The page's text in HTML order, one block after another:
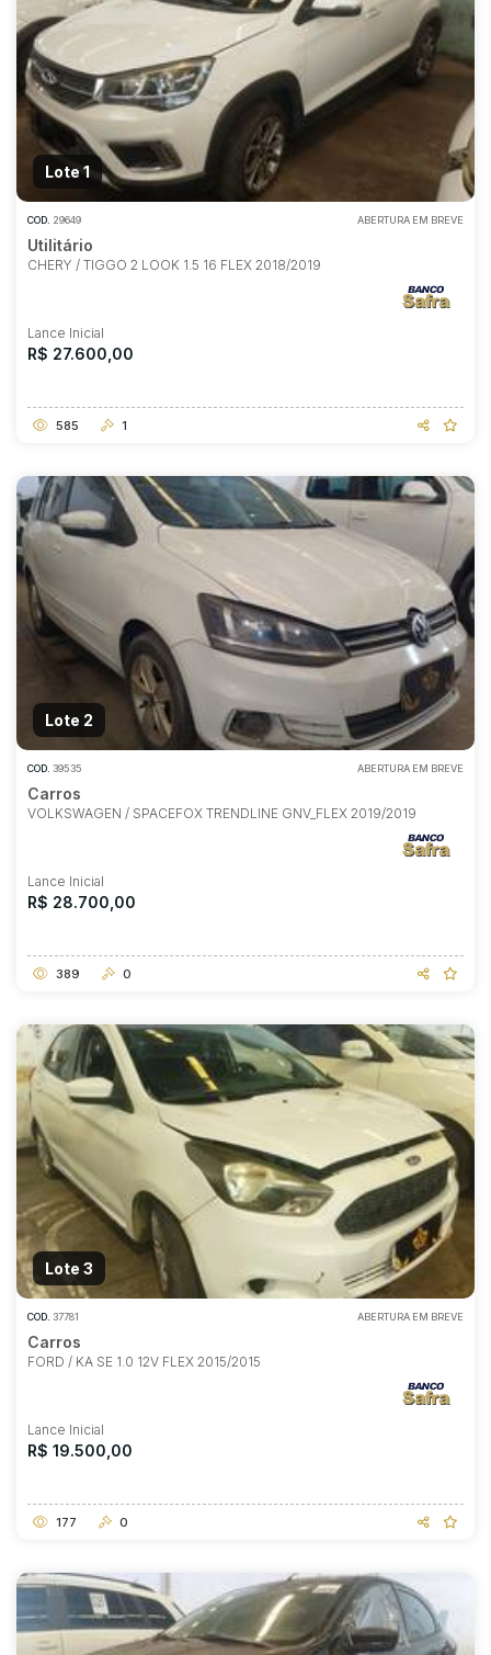
Lote 1
COD. 29649 ABERTURA EM BREVE
Utilitário
CHERY / TIGGO 2 LOOK 1.5 16 FLEX 2018/2019
Lance Inicial
R$ 27.600,00
585 1
Lote 2
COD. 39535 ABERTURA EM BREVE
Carros
VOLKSWAGEN / SPACEFOX TRENDLINE GNV_FLEX 2019/2019
Lance Inicial
R$ 28.700,00
389 0
Lote 3
COD. 37781 ABERTURA EM BREVE
Carros
FORD / KA SE 1.0 12V FLEX 2015/2015
Lance Inicial
R$ 19.500,00
177 0